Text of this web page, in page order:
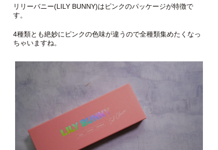
リリーバニー(LILY BUNNY)はピンクのパッケージが特徴で
す。
4種類とも絶妙にピンクの色味が違うので全種類集めたくなっ
ちゃいますね。